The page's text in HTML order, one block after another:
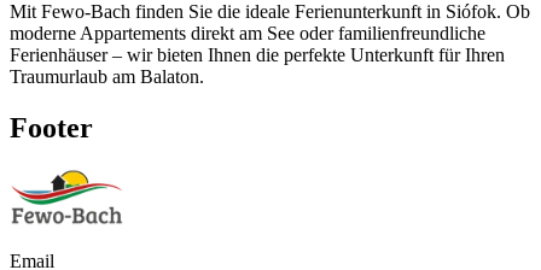
Mit Fewo-Bach finden Sie die ideale Ferienunterkunft in Siófok. Ob
moderne Appartements direkt am See oder familienfreundliche
Ferienhäuser – wir bieten Ihnen die perfekte Unterkunft für Ihren
Traumurlaub am Balaton.
Footer
Email